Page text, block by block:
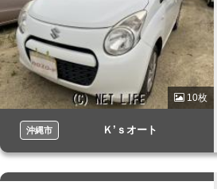
10枚
沖縄市 Ｋ’ｓオート